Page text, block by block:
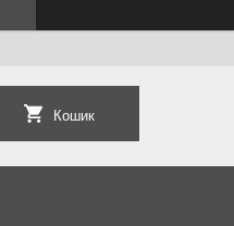
Кошик